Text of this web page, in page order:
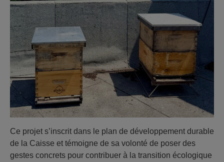
Ce projet s’inscrit dans le plan de développement durable
de la Caisse et témoigne de sa volonté de poser des
gestes concrets pour contribuer à la transition écologique